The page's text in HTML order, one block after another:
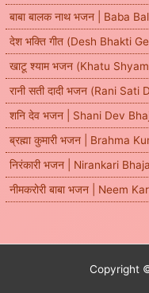
बाबा बालक नाथ भजन | Baba
देश भक्ति गीत (Desh Bhakti
खाटू श्याम भजन (Khatu
रानी सती दादी भजन (Rani Sati
शनि देव भजन | Shani Dev
ब्रह्मा कुमारी भजन | Brahma
निरंकारी भजन | Nirankari
नीमकरोरी बाबा भजन | Neem
Copyright